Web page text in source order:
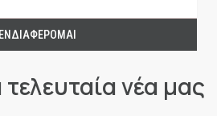
ΕΝΔΙΑΦΈΡΟΜΑΙ
νέα μας